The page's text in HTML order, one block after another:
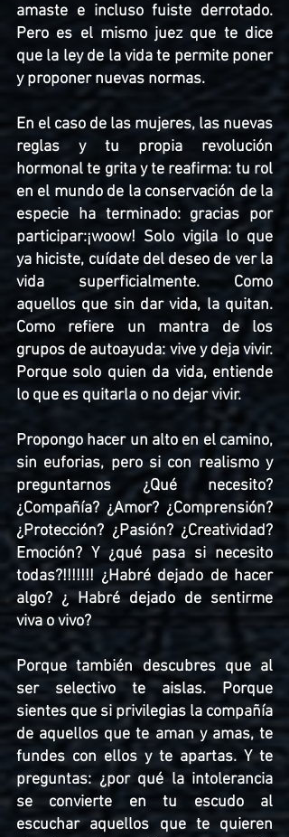
amaste e incluso fuiste derrotado.
Pero es el mismo juez que te dice
que la ley de la vida te permite poner
y proponer nuevas normas.
En el caso de las mujeres, las nuevas
reglas y tu propia revolución
hormonal te grita y te reafirma: tu rol
en el mundo de la conservación de la
especie ha terminado: gracias por
participar:¡woow! Solo vigila lo que
ya hiciste, cuídate del deseo de ver la
vida superficialmente. Como
aquellos que sin dar vida, la quitan.
Como refiere un mantra de los
grupos de autoayuda: vive y deja vivir.
Porque solo quien da vida, entiende
lo que es quitarla o no dejar vivir.
Propongo hacer un alto en el camino,
sin euforias, pero si con realismo y
preguntarnos ¿Qué necesito?
¿Compañía? ¿Amor? ¿Comprensión?
¿Protección? ¿Pasión? ¿Creatividad?
Emoción? Y ¿qué pasa si necesito
todas?!!!!!!! ¿Habré dejado de hacer
algo? ¿ Habré dejado de sentirme
viva o vivo?
Porque también descubres que al
ser selectivo te aislas. Porque
sientes que si privilegias la compañía
de aquellos que te aman y amas, te
fundes con ellos y te apartas. Y te
preguntas: ¿por qué la intolerancia
se convierte en tu escudo al
escuchar aquellos que te quieren